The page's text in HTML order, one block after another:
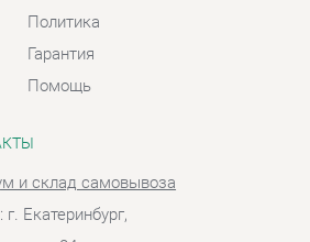
84
+7 (343) 382-20-86
сообщение